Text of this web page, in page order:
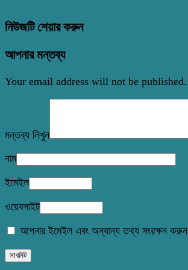
নিউজটি শেয়ার করুন
আপনার মন্তব্য
Your email address will not be published.
মন্তব্য লিখুন
নাম
ইমেইল
ওয়েবসাইট
আপনার ইমেইল এবং অন্যান্য তথ্য সংরক্ষন করুন